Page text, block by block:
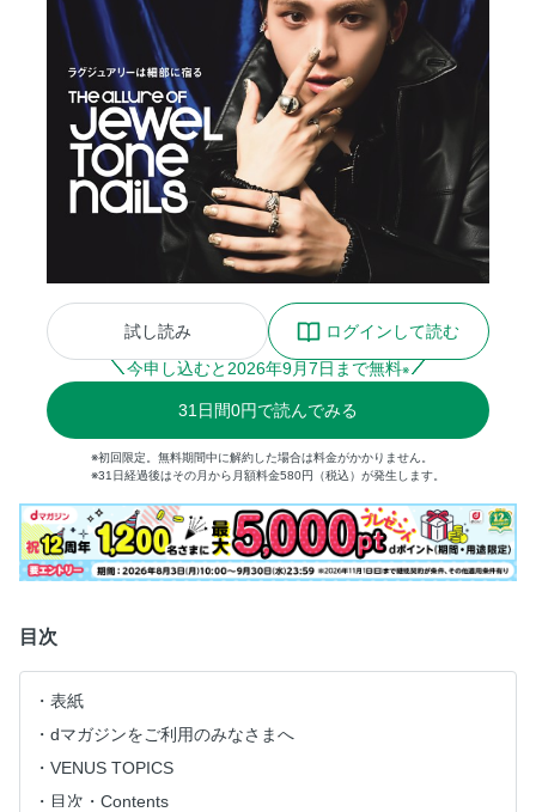
試し読み
ログインして読む
今申し込むと 2026年9月7日まで無料※
31 日間0円で読んでみる
※初回限定。無料期間中に解約した場合は料金がかかりません。
※31日経過後はその月から月額料金580円（税込）が発生します。
目次
表紙
dマガジンをご利用のみなさまへ
VENUS TOPICS
目次・Contents